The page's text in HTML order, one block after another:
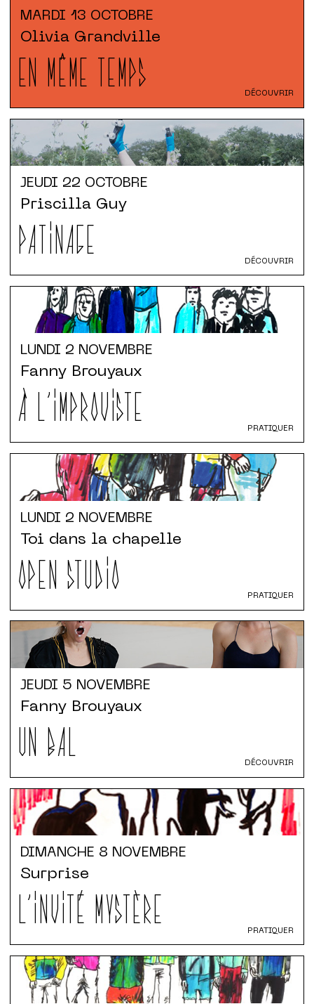
MARDI 13 OCTOBRE
EN MÊME TEMPS
Olivia Grandville
DÉCOUVRIR
JEUDI 22 OCTOBRE
PATINAGE
Priscilla Guy
DÉCOUVRIR
LUNDI 2 NOVEMBRE
À L'IMPROVISTE
Fanny Brouyaux
PRATIQUER
LUNDI 2 NOVEMBRE
OPEN STUDIO
Toi dans la chapelle
PRATIQUER
JEUDI 5 NOVEMBRE
UN BAL
Fanny Brouyaux
DÉCOUVRIR
DIMANCHE 8 NOVEMBRE
L'INVITÉ MYSTÈRE
Surprise
PRATIQUER